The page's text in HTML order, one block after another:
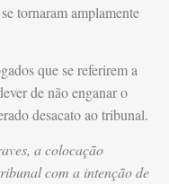
tornaram amplamente
que se referirem a
de não enganar o
desacato ao tribunal.
a colocação
com a intenção de